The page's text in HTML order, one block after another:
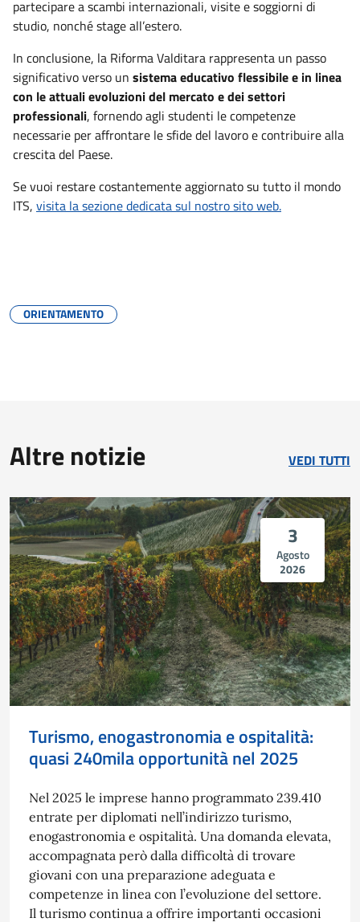
partecipare a scambi internazionali, visite e soggiorni di
studio, nonché stage all’estero.
In conclusione, la Riforma Valditara rappresenta un passo
significativo verso un sistema educativo flessibile e in linea
con le attuali evoluzioni del mercato e dei settori
professionali, fornendo agli studenti le competenze
necessarie per affrontare le sfide del lavoro e contribuire alla
crescita del Paese.
Se vuoi restare costantemente aggiornato su tutto il mondo
ITS, visita la sezione dedicata sul nostro sito web.
ORIENTAMENTO
Altre notizie VEDI TUTTI
3
Agosto
2026
Turismo, enogastronomia e ospitalità:
quasi 240mila opportunità nel 2025
Nel 2025 le imprese hanno programmato 239.410
entrate per diplomati nell’indirizzo turismo,
enogastronomia e ospitalità. Una domanda elevata,
accompagnata però dalla difficoltà di trovare
giovani con una preparazione adeguata e
competenze in linea con l’evoluzione del settore.
Il turismo continua a offrire importanti occasioni